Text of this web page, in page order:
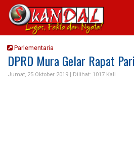
Parlementaria
DPRD Mura Gelar Rapat
Jumat, 25 Oktober 2019 | Dilihat: 1017 Kali